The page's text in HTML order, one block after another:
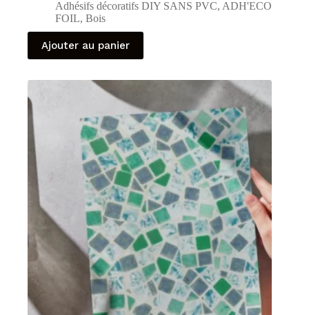
Adhésifs décoratifs DIY SANS PVC, ADH'ECO
FOIL, Bois
Ajouter au panier